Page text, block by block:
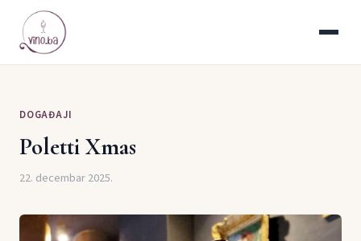
DOGAĐAJI
Poletti Xmas
22. decembar 2025.